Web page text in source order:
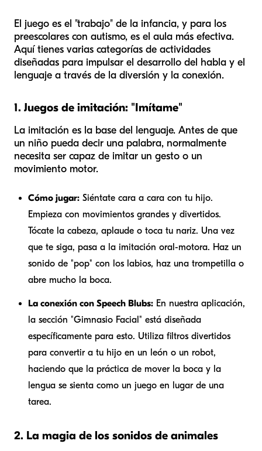
El juego es el "trabajo" de la infancia, y para los
preescolares con autismo, es el aula más efectiva.
Aquí tienes varias categorías de actividades
diseñadas para impulsar el desarrollo del habla y el
lenguaje a través de la diversión y la conexión.
1. Juegos de imitación: "Imítame"
La imitación es la base del lenguaje. Antes de que
un niño pueda decir una palabra, normalmente
necesita ser capaz de imitar un gesto o un
movimiento motor.
Cómo jugar: Siéntate cara a cara con tu hijo.
Empieza con movimientos grandes y divertidos.
Tócate la cabeza, aplaude o toca tu nariz. Una vez
que te siga, pasa a la imitación oral-motora. Haz un
sonido de "pop" con los labios, haz una trompetilla o
abre mucho la boca.
La conexión con Speech Blubs: En nuestra aplicación,
la sección "Gimnasio Facial" está diseñada
específicamente para esto. Utiliza filtros divertidos
para convertir a tu hijo en un león o un robot,
haciendo que la práctica de mover la boca y la
lengua se sienta como un juego en lugar de una
tarea.
2. La magia de los sonidos de animales